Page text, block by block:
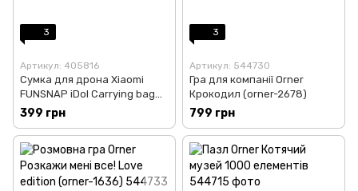
3
Артикул: 405816
Сумка для дрона Xiaomi
FUNSNAP iDol Carrying bag
(iDol-P01)
399 грн
3
Артикул: 544730
Гра для компанії Orner
Крокодил (orner-2678)
799 грн